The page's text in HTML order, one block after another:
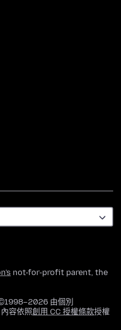
not-for-profit parent, the
由個別
容依照創用 CC 授權條款授權